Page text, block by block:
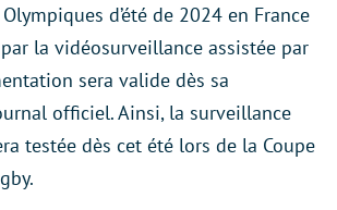
d’été de 2024 en France
la vidéosurveillance assistée par
sera valide dès sa
officiel. Ainsi, la surveillance
testée dès cet été lors de la Coupe